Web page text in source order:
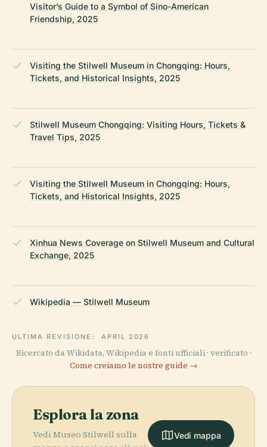
Visitor’s Guide to a Symbol of Sino-American
Friendship, 2025
Visiting the Stilwell Museum in Chongqing: Hours,
Tickets, and Historical Insights, 2025
Stilwell Museum Chongqing: Visiting Hours, Tickets &
Travel Tips, 2025
Visiting the Stilwell Museum in Chongqing: Hours,
Tickets, and Historical Insights, 2025
Xinhua News Coverage on Stilwell Museum and Cultural
Exchange, 2025
Wikipedia — Stilwell Museum
ULTIMA REVISIONE: APRIL 2026
Ricercato da Wikidata, Wikipedia e fonti ufficiali · verificato ·
Come creiamo le nostre guide →
Esplora la zona
Vedi Museo Stilwell sulla
Vedi mappa